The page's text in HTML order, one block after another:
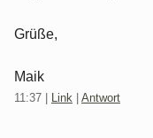
Grüße,
Maik
11:37 Link Antwort